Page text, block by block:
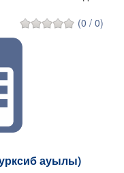
(0 / 0)
ауылы)